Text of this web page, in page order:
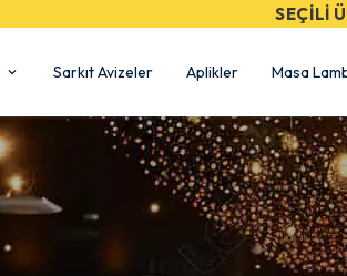
SEÇİLİ
Sarkıt Avizeler Aplikler Masa